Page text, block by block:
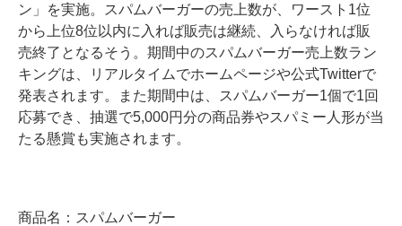
ン」を実施。スパムバーガーの売上数が、ワースト1位
から上位8位以内に入れば販売は継続、入らなければ販
売終了となるそう。期間中のスパムバーガー売上数ラン
キングは、リアルタイムでホームページや公式Twitterで
発表されます。また期間中は、スパムバーガー1個で1回
応募でき、抽選で5,000円分の商品券やスパミー人形が当
たる懸賞も実施されます。
商品名：スパムバーガー